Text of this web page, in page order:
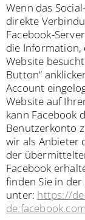
Wenn das
direkte
Facebook-
die Information,
Website
Button“
Account
Website auf
kann Facebook
Benutzerkonto
wir als Anbieter
der
Facebook
finden Sie in
unter: https://